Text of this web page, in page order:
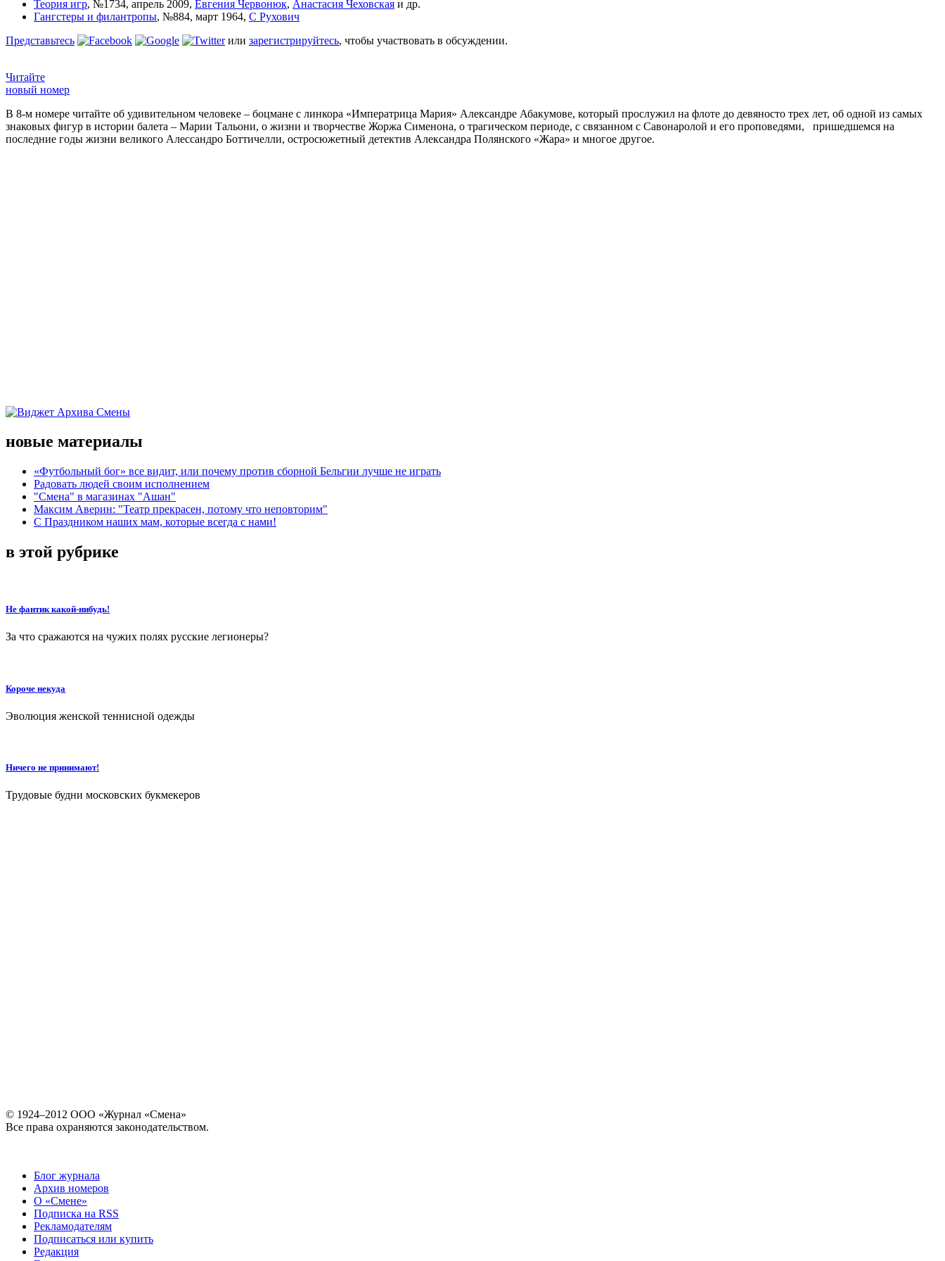
Теория игр, №1734, апрель 2009, Евгения Червонюк, Анастасия Чеховская и др.
Гангстеры и филантропы, №884, март 1964, С Рухович
Представьтесь
или зарегистрируйтесь, чтобы участвовать в обсуждении.
Читайте
новый номер
В 8-м номере читайте об удивительном человеке – боцмане с линкора «Императрица Мария» Александре Абакумове, который прослужил на флоте до девяносто трех лет, об одной из самых
знаковых фигур в истории балета – Марии Тальони, о жизни и творчестве Жоржа Сименона, о трагическом периоде, с связанном с Савонаролой и его проповедями, пришедшемся на
последние годы жизни великого Алессандро Боттичелли, остросюжетный детектив Александра Полянского «Жара» и многое другое.
новые материалы
«Футбольный бог» все видит, или почему против сборной Бельгии лучше не играть
Радовать людей своим исполнением
"Смена" в магазинах "Ашан"
Максим Аверин: "Театр прекрасен, потому что неповторим"
С Праздником наших мам, которые всегда с нами!
в этой рубрике
Не фантик какой-нибудь!
За что сражаются на чужих полях русские легионеры?
Короче некуда
Эволюция женской теннисной одежды
Ничего не принимают!
Трудовые будни московских букмекеров
© 1924–2012 ООО «Журнал «Смена»
Все права охраняются законодательством.
Блог журнала
Архив номеров
О «Смене»
Подписка на RSS
Рекламодателям
Подписаться или купить
Редакция